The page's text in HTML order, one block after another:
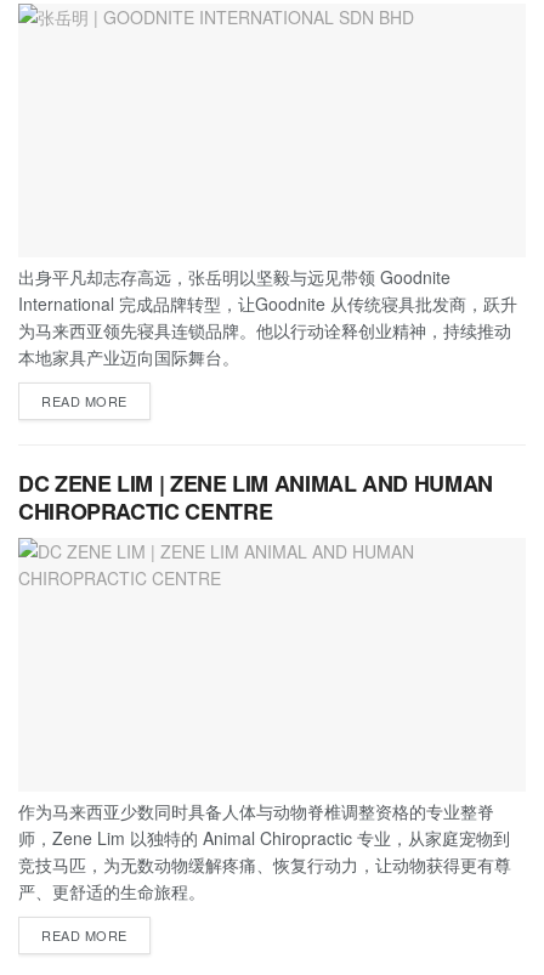
出身平凡却志存高远，张岳明以坚毅与远见带领 Goodnite
International 完成品牌转型，让Goodnite 从传统寝具批发商，跃升
为马来西亚领先寝具连锁品牌。他以行动诠释创业精神，持续推动
本地家具产业迈向国际舞台。
READ MORE
DC ZENE LIM | ZENE LIM ANIMAL AND HUMAN
CHIROPRACTIC CENTRE
作为马来西亚少数同时具备人体与动物脊椎调整资格的专业整脊
师，Zene Lim 以独特的 Animal Chiropractic 专业，从家庭宠物到
竞技马匹，为无数动物缓解疼痛、恢复行动力，让动物获得更有尊
严、更舒适的生命旅程。
READ MORE